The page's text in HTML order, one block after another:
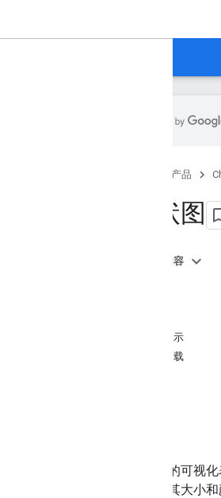
产品
树状图
本页内容
工具提示
正在加载
数据树的可视
矩形，其大小